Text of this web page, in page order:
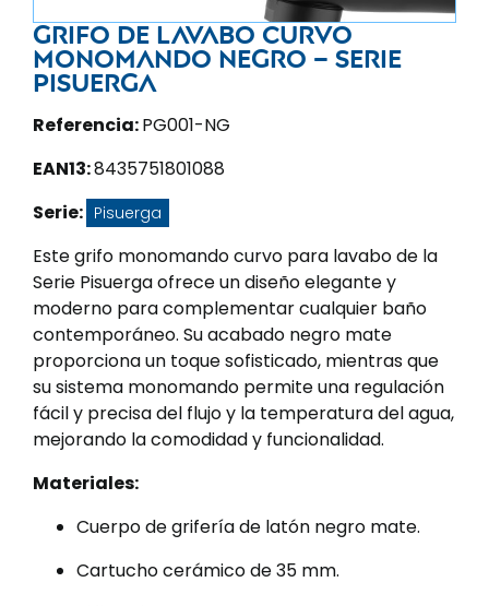
Grifo de lavabo curvo
monomando negro – Serie
Pisuerga
Referencia:PG001-NG
EAN13:8435751801088
Serie: Pisuerga
Este grifo monomando curvo para lavabo de la
Serie Pisuerga ofrece un diseño elegante y
moderno para complementar cualquier baño
contemporáneo. Su acabado negro mate
proporciona un toque sofisticado, mientras que
su sistema monomando permite una regulación
fácil y precisa del flujo y la temperatura del agua,
mejorando la comodidad y funcionalidad.
Materiales:
Cuerpo de grifería de latón negro mate.
Cartucho cerámico de 35 mm.